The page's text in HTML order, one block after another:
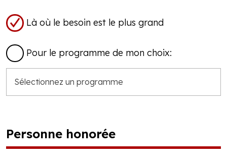
Là où le besoin est le plus grand
Pour le programme de mon choix:
Personne honorée